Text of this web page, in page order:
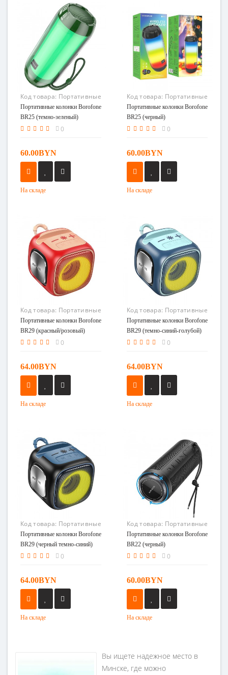
Код товара: Портативные
колонки Borofone BR25
(темно-зеленый)
Портативные колонки Borofone
BR25 (темно-зеленый)
0
60.00BYN
На складе
Код товара: Портативные
колонки Borofone BR25
(черный)
Портативные колонки Borofone
BR25 (черный)
0
60.00BYN
На складе
Код товара: Портативные
колонки Borofone BR29
(красный/розовый)
Портативные колонки Borofone
BR29 (красный/розовый)
0
64.00BYN
На складе
Код товара: Портативные
колонки Borofone BR29
(темно-синий-голубой)
Портативные колонки Borofone
BR29 (темно-синий-голубой)
0
64.00BYN
На складе
Код товара: Портативные
колонки Borofone BR29
(черный темно-синий)
Портативные колонки Borofone
BR29 (черный темно-синий)
0
64.00BYN
На складе
Код товара: Портативные
колонки Borofone BR22
(черный)
Портативные колонки Borofone
BR22 (черный)
0
60.00BYN
На складе
Вы ищете надежное место в
Минске, где можно